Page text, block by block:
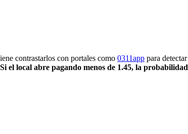
contrastarlos con portales como 0311app para
Si el local abre pagando menos de 1.45, la